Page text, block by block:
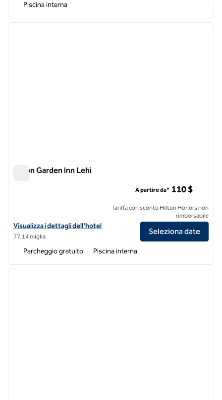
Piscina interna
1 di 12
Hilton Garden Inn Lehi
Visualizza i dettagli dell'hotel Hilton Garden Inn Lehi
Visualizza i dettagli dell'hotel
77,14 miglia
A partire da* 110 $
Tariffa con sconto Hilton Honors non
rimborsabile
Seleziona date
Parcheggio gratuito Piscina interna
1 di 12